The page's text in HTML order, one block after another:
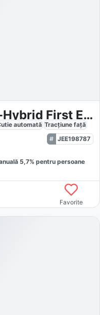
Jeep Compass 1.2 e-Hybrid First Edition
automată Tracțiune față
JEE198787
5,7% pentru persoane
Favorite